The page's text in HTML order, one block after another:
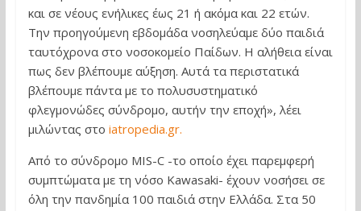
και σε νέους ενήλικες έως 21 ή ακόμα και 22 ετών.
Την προηγούμενη εβδομάδα νοσηλεύαμε δύο παιδιά
ταυτόχρονα στο νοσοκομείο Παίδων. Η αλήθεια είναι
πως δεν βλέπουμε αύξηση. Αυτά τα περιστατικά
βλέπουμε πάντα με το πολυσυστηματικό
φλεγμονώδες σύνδρομο, αυτήν την εποχή», λέει
μιλώντας στο iatropedia.gr.
Από το σύνδρομο MIS-C -το οποίο έχει παρεμφερή
συμπτώματα με τη νόσο Kawasaki- έχουν νοσήσει σε
όλη την πανδημία 100 παιδιά στην Ελλάδα. Στα 50